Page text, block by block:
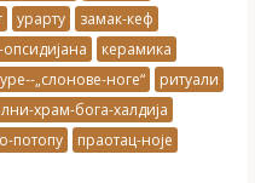
урарту
замак-кеф
керамика
„слонове-ноге“
ритуали
храм-бога-халдија
потопу
праотац-ноје